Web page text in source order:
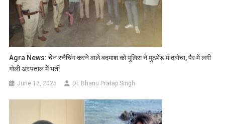
Agra News: चेन स्नैचिंग करने वाले बदमाश को पुलिस ने मुठभेड़ में दबोचा, पैर में लगी
गोली अस्पताल में भर्ती
June 12, 2025 Dr. Bhanu Pratap Singh